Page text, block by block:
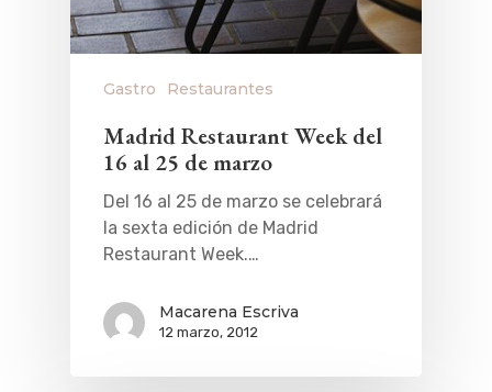
Gastro Restaurantes
Madrid Restaurant Week del
16 al 25 de marzo
Del 16 al 25 de marzo se celebrará
la sexta edición de Madrid
Restaurant Week.…
Macarena Escriva
12 marzo, 2012